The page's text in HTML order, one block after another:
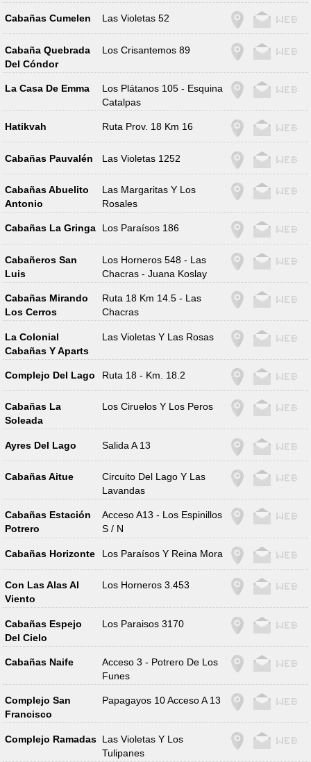
Cabañas Cumelen Las Violetas 52
Cabaña Quebrada
Del Cóndor
Los Crisantemos 89
La Casa De Emma
Los Plátanos 105 - Esquina
Catalpas
Hatikvah Ruta Prov. 18 Km 16
Cabañas Pauvalén Las Violetas 1252
Cabañas Abuelito
Antonio
Las Margaritas Y Los
Rosales
Cabañas La Gringa Los Paraísos 186
Cabañeros San
Luis
Los Horneros 548 - Las
Chacras - Juana Koslay
Cabañas Mirando
Los Cerros
Ruta 18 Km 14.5 - Las
Chacras
La Colonial
Cabañas Y Aparts
Las Violetas Y Las Rosas
Complejo Del Lago Ruta 18 - Km. 18.2
Cabañas La
Soleada
Los Ciruelos Y Los Peros
Ayres Del Lago Salida A 13
Cabañas Aitue
Circuito Del Lago Y Las
Lavandas
Cabañas Estación
Potrero
Acceso A13 - Los Espinillos
S / N
Cabañas Horizonte Los Paraísos Y Reina Mora
Con Las Alas Al
Viento
Los Horneros 3.453
Cabañas Espejo
Del Cielo
Los Paraisos 3170
Cabañas Naife
Acceso 3 - Potrero De Los
Funes
Complejo San
Francisco
Papagayos 10 Acceso A 13
Complejo Ramadas Las Violetas Y Los
Tulipanes